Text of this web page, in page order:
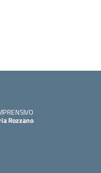
Rozzano